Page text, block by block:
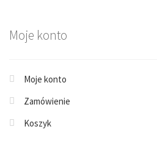
Moje konto
Moje konto
Zamówienie
Koszyk